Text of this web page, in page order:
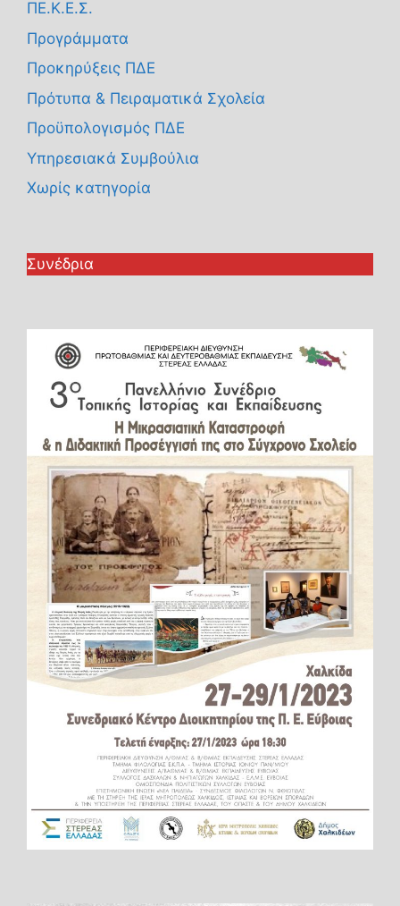
ΠΕ.Κ.Ε.Σ.
Προγράμματα
Προκηρύξεις ΠΔΕ
Πρότυπα & Πειραματικά Σχολεία
Προϋπολογισμός ΠΔΕ
Υπηρεσιακά Συμβούλια
Χωρίς κατηγορία
Συνέδρια